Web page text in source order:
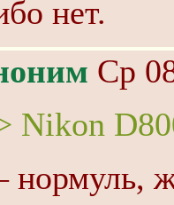
нет.
Ср
Nikon